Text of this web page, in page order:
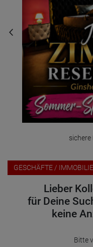
sichere
GESCHÄFTE /
Lieber
für Deine
keine
Bitte